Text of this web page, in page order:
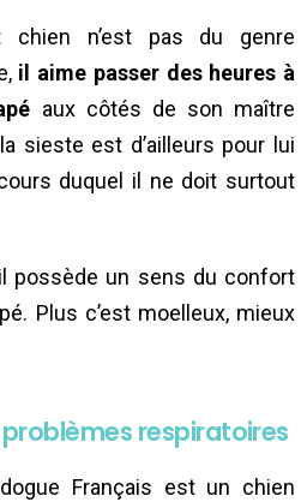
chien n’est pas du genre
il aime passer des heures à
aux côtés de son maître
sieste est d’ailleurs pour lui
duquel il ne doit surtout
possède un sens du confort
Plus c’est moelleux, mieux
respiratoires
Français est un chien